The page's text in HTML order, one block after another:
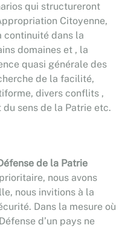
qui structureront
Citoyenne,
continuité dans la
domaines et , la
quasi générale des
de la facilité,
divers conflits ,
du sens de la Patrie etc.
de la Patrie
nous avons
nous invitions à la
Dans la mesure où
d’un pays ne